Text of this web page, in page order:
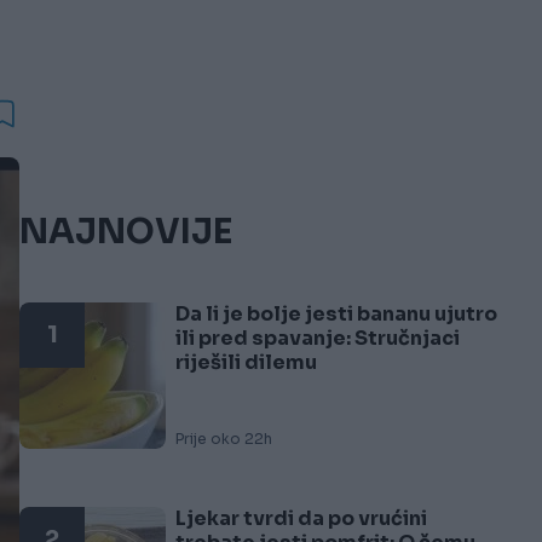
NAJNOVIJE
1
Da li je bolje jesti bananu ujutro
ili pred spavanje: Stručnjaci
riješili dilemu
Prije oko 22h
Ljekar tvrdi da po vrućini